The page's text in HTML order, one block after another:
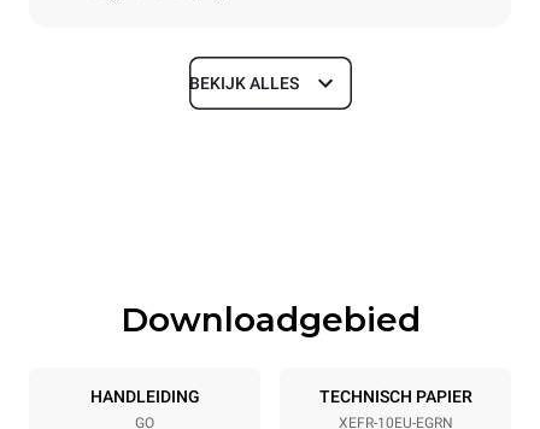
Afmetingen
Roosterspecificaties
10 600x400
Afstand tussen trays
BEKIJK ALLES
Downloadgebied
HANDLEIDING
GO
TECHNISCH PAPIER
XEFR-10EU-EGRN